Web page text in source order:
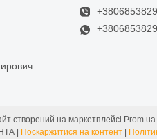
створений на маркетплейсі Prom.ua
АРСЕНАЛ ІНСТРУМЕНТА | Поскаржитися на контент |